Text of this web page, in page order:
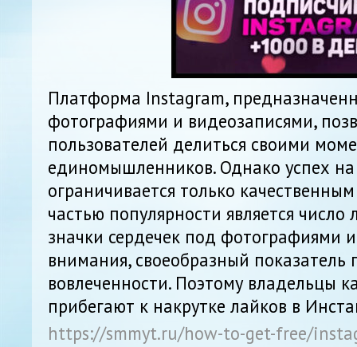
Платформа Instagram,
фотографиями и видеозаписями,
пользователей делиться своими
единомышленников. Однако успех
ограничивается только
частью популярности является число
значки сердечек под фотографиями
внимания, своеобразный показатель
вовлеченности. Поэтому владельцы
прибегают к накрутке лайков в
https://smmyt.ru/how-to-get-free/